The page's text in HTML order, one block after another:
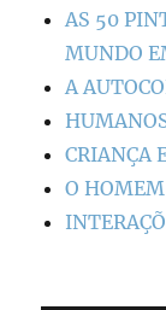
AS 50
MUNDO
A
CRIANÇA
O HOMEM